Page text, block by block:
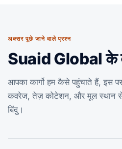
अक्सर पूछे जाने वाले प्रश्न
Suaid Global के
आपका कार्गो हम कैसे पहुंचाते हैं, इस
कवरेज, तेज़ कोटेशन, और मूल स्थान से
बिंदु।